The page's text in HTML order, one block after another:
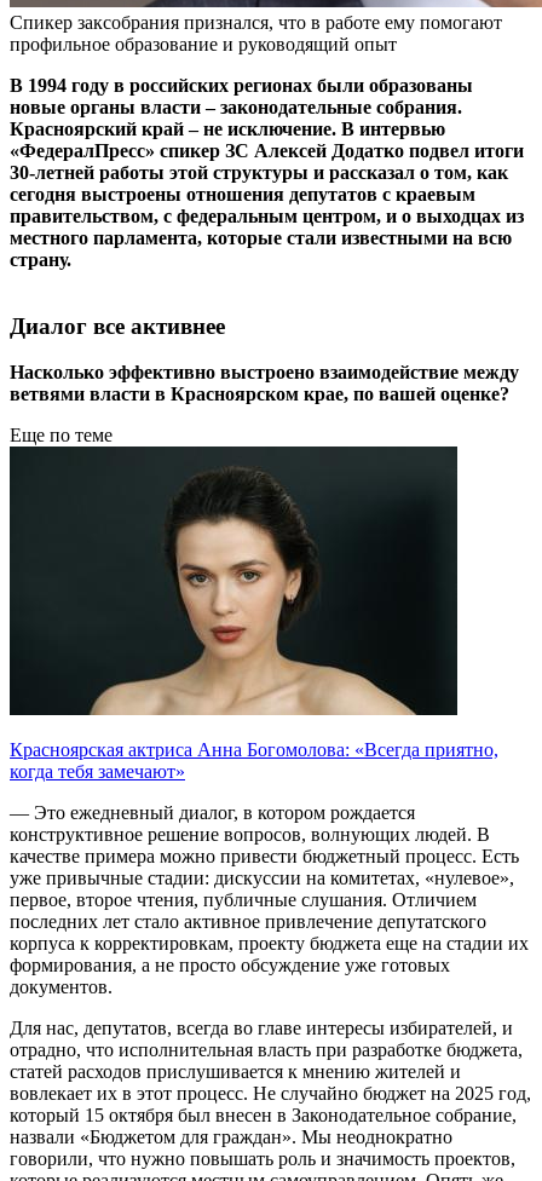
Спикер заксобрания признался, что в работе ему помогают
профильное образование и руководящий опыт
В 1994 году в российских регионах были образованы
новые органы власти – законодательные собрания.
Красноярский край – не исключение. В интервью
«ФедералПресс» спикер ЗС Алексей Додатко подвел итоги
30-летней работы этой структуры и рассказал о том, как
сегодня выстроены отношения депутатов с краевым
правительством, с федеральным центром, и о выходцах из
местного парламента, которые стали известными на всю
страну.
Диалог все активнее
Насколько эффективно выстроено взаимодействие между
ветвями власти в Красноярском крае, по вашей оценке?
Еще по теме
Красноярская актриса Анна Богомолова: «Всегда приятно,
когда тебя замечают»
— Это ежедневный диалог, в котором рождается
конструктивное решение вопросов, волнующих людей. В
качестве примера можно привести бюджетный процесс. Есть
уже привычные стадии: дискуссии на комитетах, «нулевое»,
первое, второе чтения, публичные слушания. Отличием
последних лет стало активное привлечение депутатского
корпуса к корректировкам, проекту бюджета еще на стадии их
формирования, а не просто обсуждение уже готовых
документов.
Для нас, депутатов, всегда во главе интересы избирателей, и
отрадно, что исполнительная власть при разработке бюджета,
статей расходов прислушивается к мнению жителей и
вовлекает их в этот процесс. Не случайно бюджет на 2025 год,
который 15 октября был внесен в Законодательное собрание,
назвали «Бюджетом для граждан». Мы неоднократно
говорили, что нужно повышать роль и значимость проектов,